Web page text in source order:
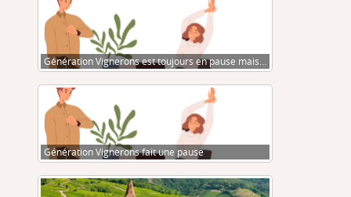
Génération Vignerons est toujours en pause mais…
Génération Vignerons fait une pause